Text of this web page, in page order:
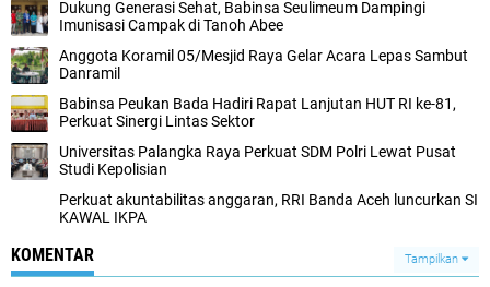
Dukung Generasi Sehat, Babinsa Seulimeum Dampingi
Imunisasi Campak di Tanoh Abee
Anggota Koramil 05/Mesjid Raya Gelar Acara Lepas Sambut
Danramil
Babinsa Peukan Bada Hadiri Rapat Lanjutan HUT RI ke-81,
Perkuat Sinergi Lintas Sektor
Universitas Palangka Raya Perkuat SDM Polri Lewat Pusat
Studi Kepolisian
Perkuat akuntabilitas anggaran, RRI Banda Aceh luncurkan SI
KAWAL IKPA
KOMENTAR Tampilkan